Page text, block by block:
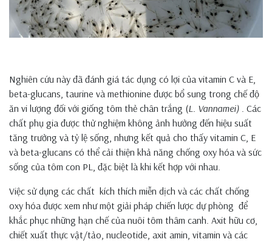
Nghiên cứu này đã đánh giá tác dụng có lợi của vitamin C và E,
beta-glucans, taurine và methionine được bổ sung trong chế độ
ăn vi lượng đối với giống tôm thẻ chân trắng (L. Vannamei) . Các
chất phụ gia được thử nghiệm không ảnh hưởng đến hiệu suất
tăng trưởng và tỷ lệ sống, nhưng kết quả cho thấy vitamin C, E
và beta-glucans có thể cải thiện khả năng chống oxy hóa và sức
sống của tôm con PL, đặc biệt là khi kết hợp với nhau.
Việc sử dụng các chất kích thích miễn dịch và các chất chống
oxy hóa được xem như một giải pháp chiến lược dự phòng để
khắc phục những hạn chế của nuôi tôm thâm canh. Axit hữu cơ,
chiết xuất thực vật/tảo, nucleotide, axit amin, vitamin và các